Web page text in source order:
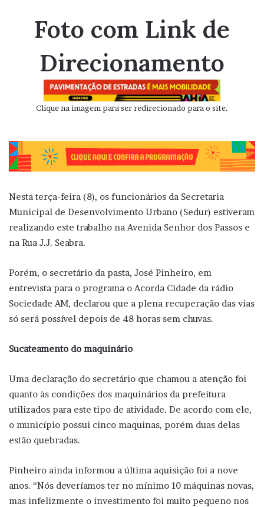
Foto com Link de
Direcionamento
Clique na imagem para ser redirecionado para o site.
Nesta terça-feira (8), os funcionários da Secretaria
Municipal de Desenvolvimento Urbano (Sedur) estiveram
realizando este trabalho na Avenida Senhor dos Passos e
na Rua J.J. Seabra.
Porém, o secretário da pasta, José Pinheiro, em
entrevista para o programa o Acorda Cidade da rádio
Sociedade AM, declarou que a plena recuperação das vias
só será possível depois de 48 horas sem chuvas.
Sucateamento do maquinário
Uma declaração do secretário que chamou a atenção foi
quanto às condições dos maquinários da prefeitura
utilizados para este tipo de atividade. De acordo com ele,
o município possui cinco maquinas, porém duas delas
estão quebradas.
Pinheiro ainda informou a última aquisição foi a nove
anos. “Nós deveríamos ter no mínimo 10 máquinas novas,
mas infelizmente o investimento foi muito pequeno nos